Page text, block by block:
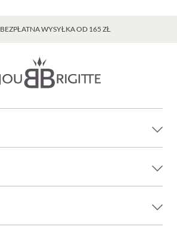
BEZPŁATNA WYSYŁKA OD 165 ZŁ